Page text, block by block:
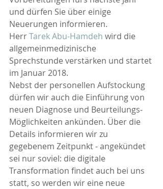
und dürfen Sie über einige
Neuerungen informieren.
Herr Tarek Abu-Hamdeh wird die
allgemeinmedizinische
Sprechstunde verstärken und startet
im Januar 2018.
Nebst der personellen Aufstockung
dürfen wir auch die Einführung von
neuen Diagnose und Beurteilungs-
Möglichkeiten ankünden. Über die
Details informieren wir zu
gegebenem Zeitpunkt - angekündet
sei nur soviel: die digitale
Transformation findet auch bei uns
statt, so werden wir eine neue